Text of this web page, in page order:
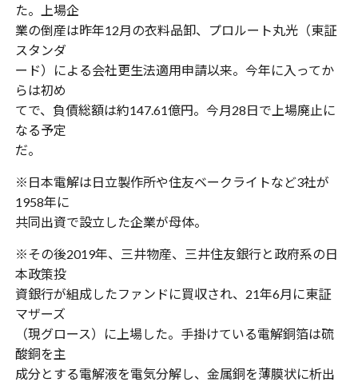
た。上場企
業の倒産は昨年12月の衣料品卸、プロルート丸光（東証
スタンダ
ード）による会社更生法適用申請以来。今年に入ってか
らは初め
てで、負債総額は約147.61億円。今月28日で上場廃止に
なる予定
だ。
※日本電解は日立製作所や住友ベークライトなど3社が
1958年に
共同出資で設立した企業が母体。
※その後2019年、三井物産、三井住友銀行と政府系の日
本政策投
資銀行が組成したファンドに買収され、21年6月に東証
マザーズ
（現グロース）に上場した。手掛けている電解銅箔は硫
酸銅を主
成分とする電解液を電気分解し、金属銅を薄膜状に析出